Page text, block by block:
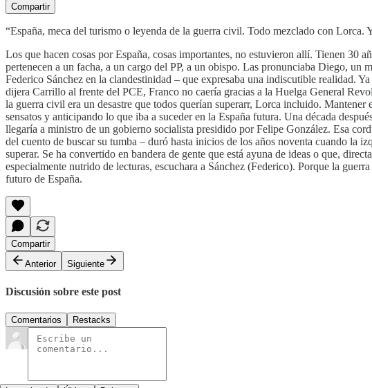
Compartir
“España, meca del turismo o leyenda de la guerra civil. Todo mezclado con
Los que hacen cosas por España, cosas importantes, no estuvieron allí. Tienen 30
pertenecen a un facha, a un cargo del PP, a un obispo. Las pronunciaba Diego, un
Federico Sánchez en la clandestinidad – que expresaba una indiscutible realidad.
dijera Carrillo al frente del PCE, Franco no caería gracias a la Huelga General
la guerra civil era un desastre que todos querían superarr, Lorca incluido.
sensatos y anticipando lo que iba a suceder en la España futura. Una década
llegaría a ministro de un gobierno socialista presidido por Felipe González. Esa
del cuento de buscar su tumba – duró hasta inicios de los años noventa cuando la
superar. Se ha convertido en bandera de gente que está ayuna de ideas o que,
especialmente nutrido de lecturas, escuchara a Sánchez (Federico). Porque la
futuro de España.
Compartir
Anterior
Siguiente
Discusión sobre este post
Comentarios Restacks